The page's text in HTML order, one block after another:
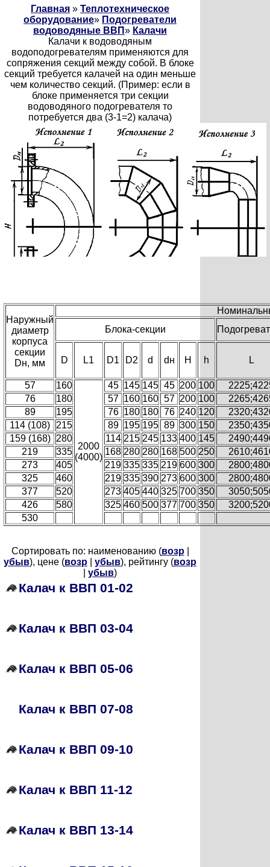
Главная » Теплотехническое
оборудование» Подогреватели
водоводяные ВВП» Калачи
Калачи к водоводяным
водоподогревателям применяются для
сопряжения секций между собой. В блоке
секций требуется калачей на один меньше
чем количество секций. (Пример: если в
блоке применяется три секции
водоводяного подогревателя то
потребуется два (3-1=2) калача)
Наружный
диаметр
корпуса
секции
Dн, мм
Блока-секции
D L1 D1 D2 d dн H h L
57 160
2000
(4000)
45 145 145 45 200 100
76
180 57 160 160 57 200 100
89
195 76 180 180 76 240 120
114 (108)
215 89 195 195 89 300 150
159 (168)
280 114 215 245 133 400 145
219
335 168 280 280 168 500 250
273
405 219 335 335 219 600 300
325
460 219 335 390 273 600 300
377
520 273 405 440 325 700 350
426
580 325 460 500 377 700 350
530
Сортировать по: наименованию (возр|
убыв), цене (возр убыв), рейтингу (возр
убыв)
Калач к ВВП 01-02
Калач к ВВП 03-04
Калач к ВВП 05-06
Калач к ВВП 07-08
Калач к ВВП 09-10
Калач к ВВП 11-12
Калач к ВВП 13-14